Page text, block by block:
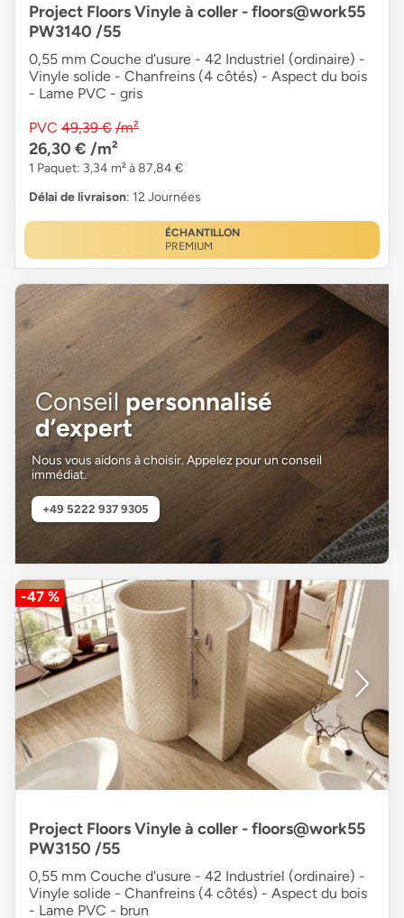
Project Floors Vinyle à coller - floors@work55
PW3140 /55
0,55 mm Couche d'usure - 42 Industriel (ordinaire) -
Vinyle solide - Chanfreins (4 côtés) - Aspect du bois
- Lame PVC - gris
PVC 49,39 € /m²
26,30 € /m²
1 Paquet: 3,34 m² à 87,84 €
Délai de livraison: 12 Journées
ÉCHANTILLON
PREMIUM
Conseil personnalisé
d’expert
Nous vous aidons à choisir. Appelez pour un conseil
immédiat.
+49 5222 937 9305
-47 %
Project Floors Vinyle à coller - floors@work55
PW3150 /55
0,55 mm Couche d'usure - 42 Industriel (ordinaire) -
Vinyle solide - Chanfreins (4 côtés) - Aspect du bois
- Lame PVC - brun